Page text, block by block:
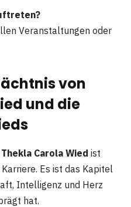
Veranstaltungen oder
von
und die
Carola Wied ist
Es ist das Kapitel
Intelligenz und Herz
hat.